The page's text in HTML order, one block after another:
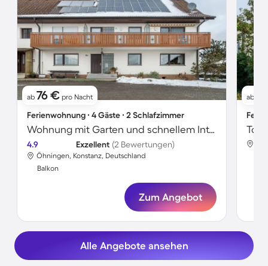
ab 76 € pro Nacht
Ferienwohnung ∙ 4 Gäste ∙ 2 Schlafzimmer
Wohnung mit Garten und schnellem Internet | Gartenblick
4.9 Exzellent (2 Bewertungen)
Öhningen, Konstanz, Deutschland
Balkon
Zum Angebot
ab
Alle Angebote ansehen